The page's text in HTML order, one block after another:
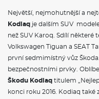
Adaptivní vedení v
jízdu v koloně a
Prediktivní ochrana
Prediktivní tempomat
Asistovaná jízda 2.5+
Nezávislé topení
Adaptér zásuvky
Tažné zařízení sklopné,
Největší, nejmohutnější a
Kodiaq je dalším SUV
než SUV Karoq. Sdílí některé
Volkswagen Tiguan a SEAT
první sedmimístný vůz
bezpečnostními prvky.
Škodu Kodiaq titulem
konci roku 2016. Kodiaq také